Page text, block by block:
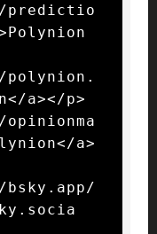
predictio
a></p>
a>